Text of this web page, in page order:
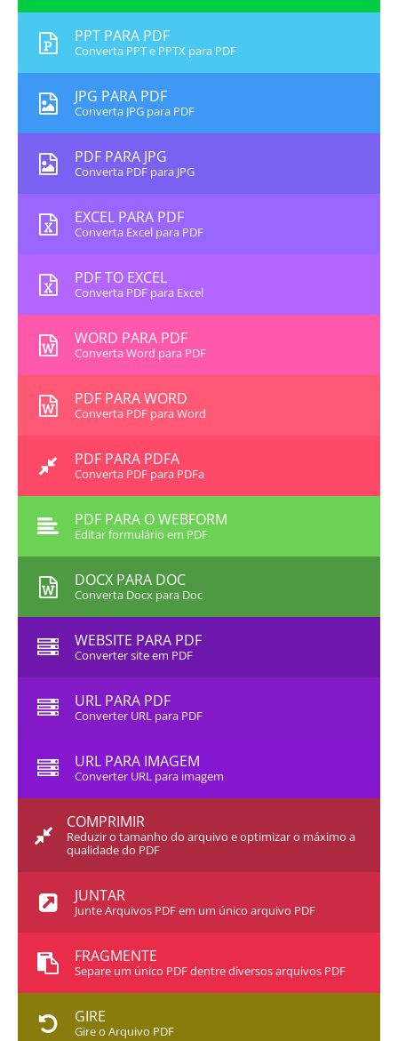
PPT PARA PDF
Converta PPT e PPTX para PDF
JPG PARA PDF
Converta JPG para PDF
PDF PARA JPG
Converta PDF para JPG
EXCEL PARA PDF
Converta Excel para PDF
PDF TO EXCEL
Converta PDF para Excel
WORD PARA PDF
Converta Word para PDF
PDF PARA WORD
Converta PDF para Word
PDF PARA PDFA
Converta PDF para PDFa
PDF PARA O WEBFORM
Editar formulário em PDF
DOCX PARA DOC
Converta Docx para Doc
WEBSITE PARA PDF
Converter site em PDF
URL PARA PDF
Converter URL para PDF
URL PARA IMAGEM
Converter URL para imagem
COMPRIMIR
Reduzir o tamanho do arquivo e optimizar o máximo a
qualidade do PDF
JUNTAR
Junte Arquivos PDF em um único arquivo PDF
FRAGMENTE
Separe um único PDF dentre diversos arquivos PDF
GIRE
Gire o Arquivo PDF